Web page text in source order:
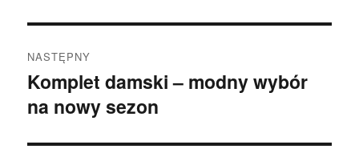
NASTĘPNY
Następny
wpis:
Komplet damski – modny wybór
na nowy sezon